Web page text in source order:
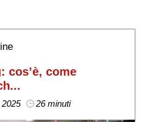
cos’è, come
26 minuti